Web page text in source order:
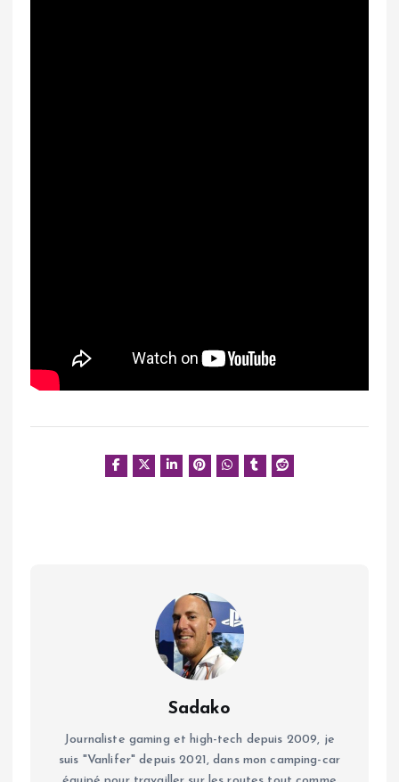
Sadako
Journaliste gaming et high-tech depuis 2009, je
suis "Vanlifer" depuis 2021, dans mon camping-car